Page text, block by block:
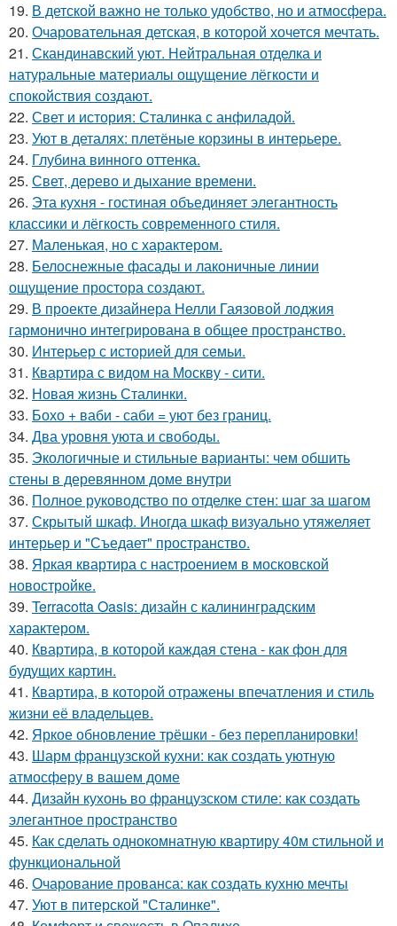
19. В детской важно не только удобство, но и атмосфера.
20. Очаровательная детская, в которой хочется мечтать.
21. Скандинавский уют. Нейтральная отделка и
натуральные материалы ощущение лёгкости и
спокойствия создают.
22. Свет и история: Сталинка с анфиладой.
23. Уют в деталях: плетёные корзины в интерьере.
24. Глубина винного оттенка.
25. Свет, дерево и дыхание времени.
26. Эта кухня - гостиная объединяет элегантность
классики и лёгкость современного стиля.
27. Маленькая, но с характером.
28. Белоснежные фасады и лаконичные линии
ощущение простора создают.
29. В проекте дизайнера Нелли Гаязовой лоджия
гармонично интегрирована в общее пространство.
30. Интерьер с историей для семьи.
31. Квартира с видом на Москву - сити.
32. Новая жизнь Сталинки.
33. Бохо + ваби - саби = уют без границ.
34. Два уровня уюта и свободы.
35. Экологичные и стильные варианты: чем обшить
стены в деревянном доме внутри
36. Полное руководство по отделке стен: шаг за шагом
37. Скрытый шкаф. Иногда шкаф визуально утяжеляет
интерьер и "Съедает" пространство.
38. Яркая квартира с настроением в московской
новостройке.
39. Terracotta Oasis: дизайн с калининградским
характером.
40. Квартира, в которой каждая стена - как фон для
будущих картин.
41. Квартира, в которой отражены впечатления и стиль
жизни её владельцев.
42. Яркое обновление трёшки - без перепланировки!
43. Шарм французской кухни: как создать уютную
атмосферу в вашем доме
44. Дизайн кухонь во французском стиле: как создать
элегантное пространство
45. Как сделать однокомнатную квартиру 40м стильной и
функциональной
46. Очарование прованса: как создать кухню мечты
47. Уют в питерской "Сталинке".